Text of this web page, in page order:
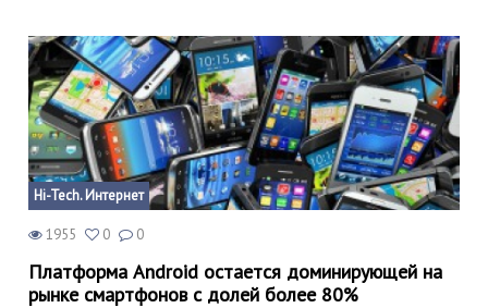
Hi-Tech. Интернет
1955 0 0
Платформа Android остается доминирующей на
рынке смартфонов с долей более 80%